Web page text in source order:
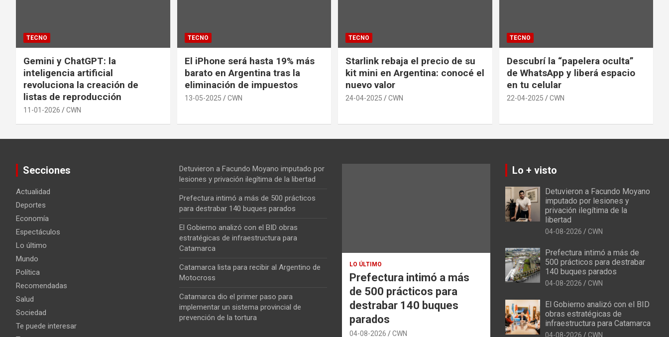
TECNO
Gemini y ChatGPT: la
inteligencia artificial
revoluciona la creación de
listas de reproducción
11-01-2026 CWN
TECNO
El iPhone será hasta 19% más
barato en Argentina tras la
eliminación de impuestos
13-05-2025 CWN
TECNO
Starlink rebaja el precio de su
kit mini en Argentina: conocé el
nuevo valor
24-04-2025 CWN
TECNO
Descubrí la “papelera oculta”
de WhatsApp y liberá espacio
en tu celular
22-04-2025 CWN
Secciones
Actualidad
Deportes
Economía
Espectáculos
Lo último
Mundo
Política
Recomendadas
Salud
Sociedad
Te puede interesar
Detuvieron a Facundo Moyano imputado por
lesiones y privación ilegítima de la libertad
Prefectura intimó a más de 500 prácticos
para destrabar 140 buques parados
El Gobierno analizó con el BID obras
estratégicas de infraestructura para
Catamarca
Catamarca lista para recibir al Argentino de
Motocross
Catamarca dio el primer paso para
implementar un sistema provincial de
prevención de la tortura
LO ÚLTIMO
Prefectura intimó a más
de 500 prácticos para
destrabar 140 buques
parados
04-08-2026 CWN
Lo + visto
Detuvieron a Facundo Moyano
imputado por lesiones y
privación ilegítima de la
libertad
04-08-2026 CWN
Prefectura intimó a más de
500 prácticos para destrabar
140 buques parados
04-08-2026 CWN
El Gobierno analizó con el BID
obras estratégicas de
infraestructura para Catamarca
04-08-2026 CWN